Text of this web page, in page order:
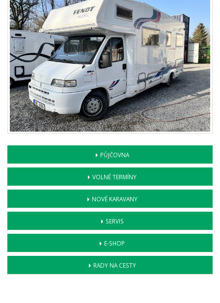
PŮJČOVNA
VOLNÉ TERMÍNY
NOVÉ KARAVANY
SERVIS
E-SHOP
RADY NA CESTY